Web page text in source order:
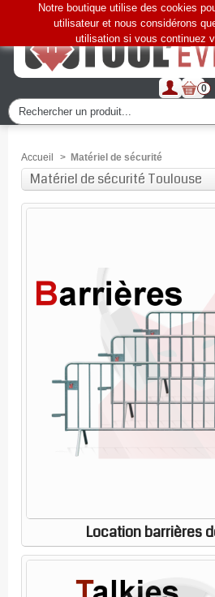
0
Notre boutique utilise des cookies
utilisateur et nous considérons
utilisation si vous continuez
Accueil > Matériel de sécurité
Matériel de sécurité Toulouse
Location barrières